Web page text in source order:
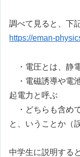
調べて見ると、下
https://eman-
・電圧とは、静
・電磁誘導や電
起電力と呼ぶ
・どちらも含め
と、いうことか（
中学生に説明する